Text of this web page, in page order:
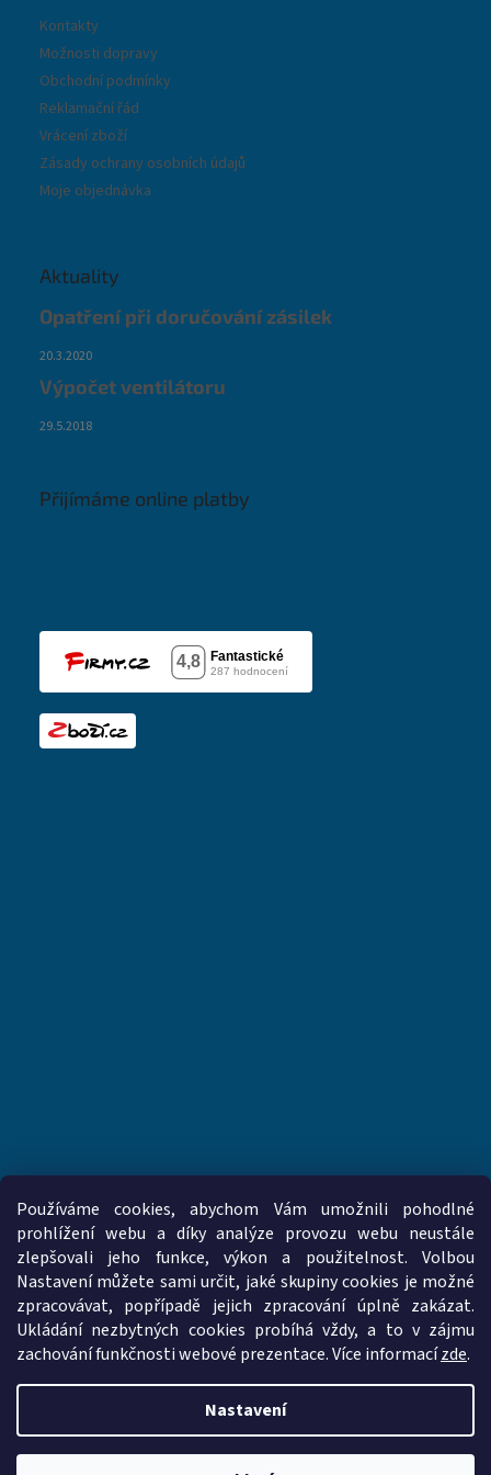
Používáme cookies, abychom Vám umožnili pohodlné
prohlížení webu a díky analýze provozu webu neustále
zlepšovali jeho funkce, výkon a použitelnost. Volbou
Nastavení můžete sami určit, jaké skupiny cookies je možné
zpracovávat, popřípadě jejich zpracování úplně zakázat.
Ukládání nezbytných cookies probíhá vždy, a to v zájmu
zachování funkčnosti webové prezentace. Více informacízde.
Nastavení
Kontakty
Možnosti dopravy
Obchodní podmínky
Reklamační řád
Vrácení zboží
Zásady ochrany osobních údajů
Moje objednávka
Aktuality
Opatření při doručování zásilek
20.3.2020
Výpočet ventilátoru
29.5.2018
Přijímáme online platby
www.vzduchotechnika-ventilatory.cz www.palmat.cz
Vytvořil Shoptet
Copyright 2026vzduchotechnika-ventilatory.cz. Všechna práva